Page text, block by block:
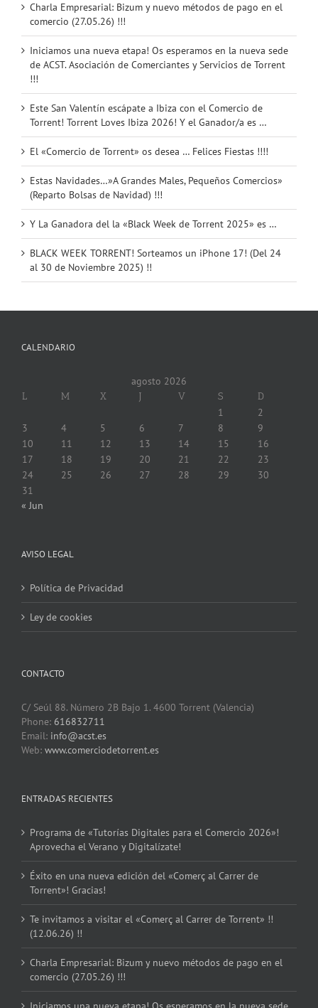
Charla Empresarial: Bizum y nuevo métodos de pago en el
comercio (27.05.26) !!!
Iniciamos una nueva etapa! Os esperamos en la nueva sede
de ACST. Asociación de Comerciantes y Servicios de Torrent
!!!
Este San Valentín escápate a Ibiza con el Comercio de
Torrent! Torrent Loves Ibiza 2026! Y el Ganador/a es …
El «Comercio de Torrent» os desea … Felices Fiestas !!!!
Estas Navidades…»A Grandes Males, Pequeños Comercios»
(Reparto Bolsas de Navidad) !!!
Y La Ganadora del la «Black Week de Torrent 2025» es …
BLACK WEEK TORRENT! Sorteamos un iPhone 17! (Del 24
al 30 de Noviembre 2025) !!
CALENDARIO
agosto 2026
L M X J V S D
1
2
3
4 5 6 7 8
9
10
11 12 13 14 15
16
17
18 19 20 21 22
23
24
25 26 27 28 29
30
31
« Jun
AVISO LEGAL
Política de Privacidad
Ley de cookies
CONTACTO
C/ Seúl 88. Número 2B Bajo 1. 4600 Torrent (Valencia)
Phone: 616832711
Email: info@acst.es
Web: www.comerciodetorrent.es
ENTRADAS RECIENTES
Programa de «Tutorías Digitales para el Comercio 2026»!
Aprovecha el Verano y Digitalízate!
Éxito en una nueva edición del «Comerç al Carrer de
Torrent»! Gracias!
Te invitamos a visitar el «Comerç al Carrer de Torrent» !!
(12.06.26) !!
Charla Empresarial: Bizum y nuevo métodos de pago en el
comercio (27.05.26) !!!